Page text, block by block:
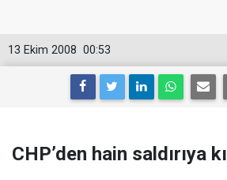
00:53
13 Ekim 2008
CHP’den hain saldırıya